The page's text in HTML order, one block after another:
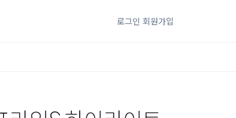
로그인 회원가입